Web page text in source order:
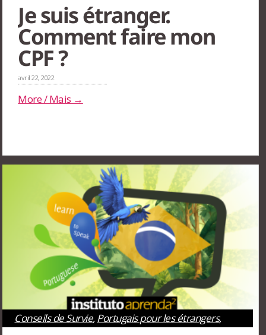
Je suis étranger.
Comment faire mon
CPF ?
avril 22, 2022
More / Mais →
Conseils de Survie, Portugais pour les étrangers,